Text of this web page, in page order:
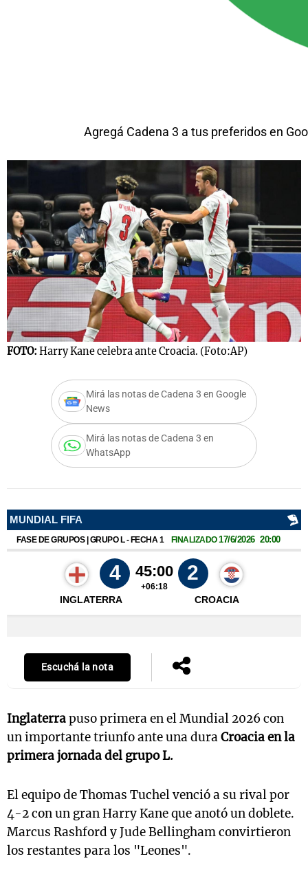
Agregá Cadena 3 a tus preferidos en
FOTO: Harry Kane celebra ante Croacia. (Foto:AP)
Mirá las notas de Cadena 3 en Google
News
Mirá las notas de Cadena 3 en
WhatsApp
Escuchá la nota
Inglaterrapuso primera en el Mundial 2026 con
un importante triunfo ante una duraCroacia en la
primera jornada del grupo L.
El equipo de Thomas Tuchel venció a su rival por
4-2 con un gran Harry Kane que anotó un doblete.
Marcus Rashford y Jude Bellingham convirtieron
los restantes para los "Leones".